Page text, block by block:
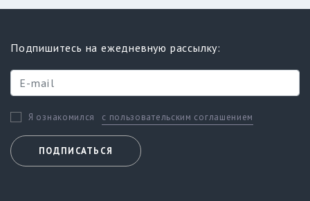
Подпишитесь на ежедневную рассылку:
Я ознакомился с пользовательским соглашением
ПОДПИСАТЬСЯ